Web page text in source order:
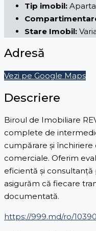
Tip imobil:
Stare Imobil:
Adresă
Vezi pe Google Maps
Descriere
Biroul de Imobiliare
complete de
cumpărare și
comerciale. Oferim
eficientă și
asigurăm că fiecare
documentată.
https://999.md/ro/